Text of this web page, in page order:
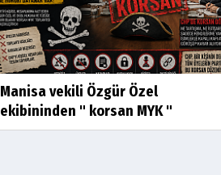
Manisa vekili Özgür Özel
ekibininden " korsan MYK "